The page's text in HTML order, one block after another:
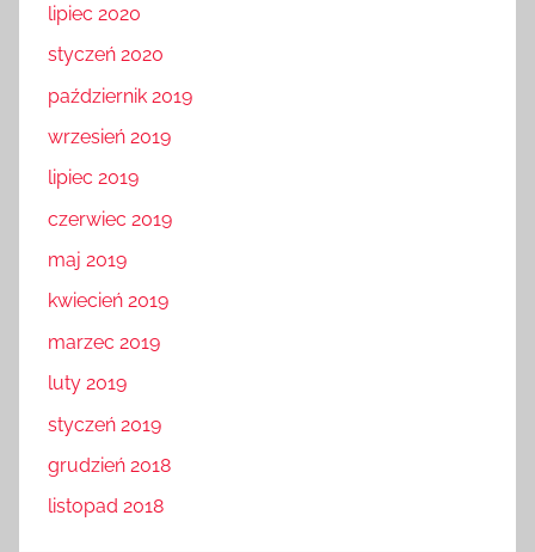
lipiec 2020
styczeń 2020
październik 2019
wrzesień 2019
lipiec 2019
czerwiec 2019
maj 2019
kwiecień 2019
marzec 2019
luty 2019
styczeń 2019
grudzień 2018
listopad 2018